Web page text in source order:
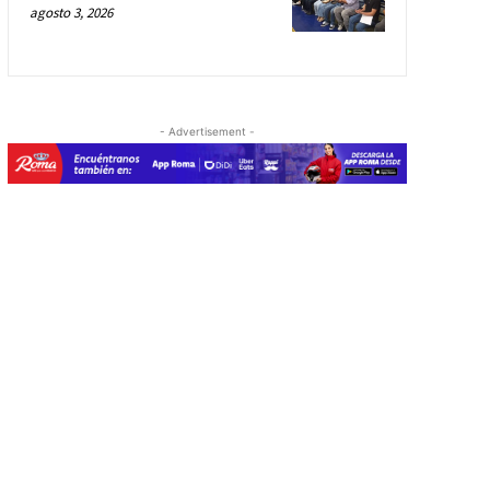
agosto 3, 2026
- Advertisement -